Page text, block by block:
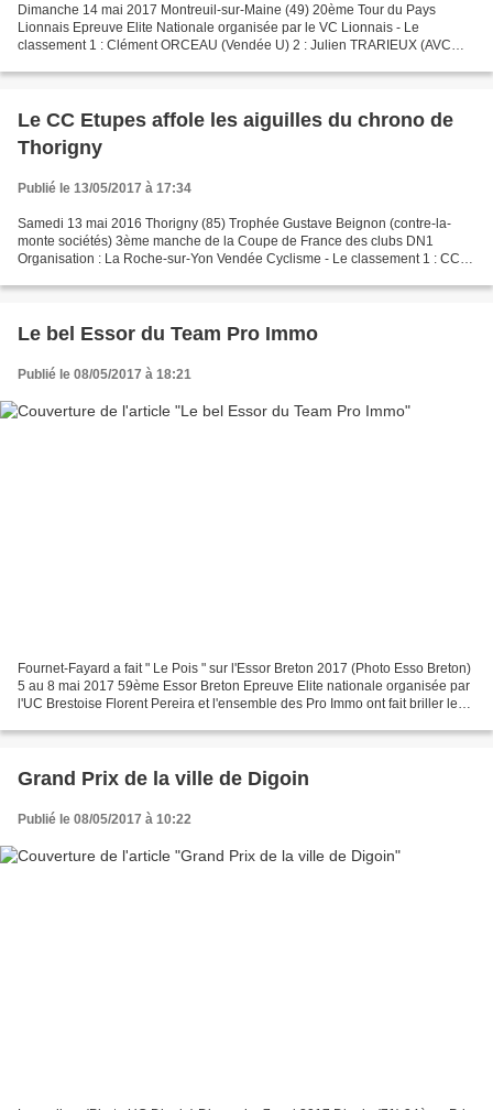
Dimanche 14 mai 2017 Montreuil-sur-Maine (49) 20ème Tour du Pays
Lionnais Epreuve Elite Nationale organisée par le VC Lionnais - Le
classement 1 : Clément ORCEAU (Vendée U) 2 : Julien TRARIEUX (AVC
Le CC Etupes affole les aiguilles du chrono de
Thorigny
Publié le 13/05/2017 à 17:34
Samedi 13 mai 2016 Thorigny (85) Trophée Gustave Beignon (contre-la-
monte sociétés) 3ème manche de la Coupe de France des clubs DN1
Organisation : La Roche-sur-Yon Vendée Cyclisme - Le classement 1 : CC
Le bel Essor du Team Pro Immo
Publié le 08/05/2017 à 18:21
Fournet-Fayard a fait " Le Pois " sur l'Essor Breton 2017 (Photo Esso Breton)
5 au 8 mai 2017 59ème Essor Breton Epreuve Elite nationale organisée par
l'UC Brestoise Florent Pereira et l'ensemble des Pro Immo ont fait briller les
Grand Prix de la ville de Digoin
Publié le 08/05/2017 à 10:22